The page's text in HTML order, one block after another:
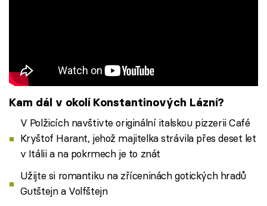
Kam dál v okolí Konstantinových Lázní?
V Polžicích navštivte originální italskou pizzerii Café
Kryštof Harant, jehož majitelka strávila přes deset let
v Itálii a na pokrmech je to znát
Užijte si romantiku na zříceninách gotických hradů
Gutštejn a Volfštejn